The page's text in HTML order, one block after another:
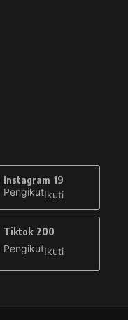
Instagram 19
PengikutIkuti
Tiktok 200
PengikutIkuti